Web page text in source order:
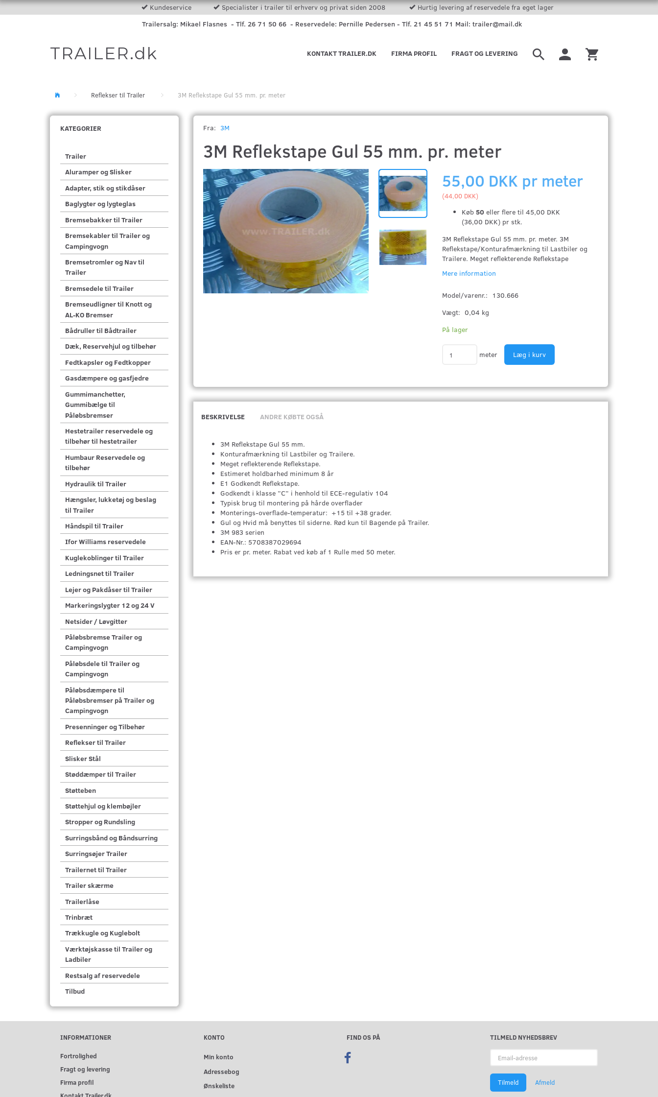
Kundeservice Specialister i trailer til erhverv og privat siden 2008
Hurtig levering af reservedele fra eget lager
Trailersalg: Mikael Flasnes - Tlf. 26 71 50 66 - Reservedele: Pernille Pedersen - Tlf. 21 45 51 71 Mail: trailer@mail.dk
TRAILER.dk FRAGT OG LEVERING
FIRMA PROFIL
KONTAKT TRAILER.DK
Reflekser til Trailer 3M Reflekstape Gul 55 mm. pr. meter
KATEGORIER
Trailer
Aluramper og Slisker
Adapter, stik og stikdåser
Baglygter og lygteglas
Bremsebakker til Trailer
Bremsekabler til Trailer og
Campingvogn
Bremsetromler og Nav til
Trailer
Bremsedele til Trailer
Bremseudligner til Knott og
AL-KO Bremser
Bådruller til Bådtrailer
Dæk, Reservehjul og tilbehør
Fedtkapsler og Fedtkopper
Gasdæmpere og gasfjedre
Gummimanchetter,
Gummibælge til
Påløbsbremser
Hestetrailer reservedele og
tilbehør til hestetrailer
Humbaur Reservedele og
tilbehør
Hydraulik til Trailer
Hængsler, lukketøj og beslag
til Trailer
Håndspil til Trailer
Ifor Williams reservedele
Kuglekoblinger til Trailer
Ledningsnet til Trailer
Lejer og Pakdåser til Trailer
Markeringslygter 12 og 24 V
Netsider / Løvgitter
Påløbsbremse Trailer og
Campingvogn
Påløbsdele til Trailer og
Campingvogn
Påløbsdæmpere til
Påløbsbremser på Trailer og
Campingvogn
Presenninger og Tilbehør
Reflekser til Trailer
Slisker Stål
Støddæmper til Trailer
Støtteben
Støttehjul og klembøjler
Stropper og Rundsling
Surringsbånd og Båndsurring
Surringsøjer Trailer
Trailernet til Trailer
Trailer skærme
Trailerlåse
Trinbræt
Trækkugle og Kuglebolt
Værktøjskasse til Trailer og
Ladbiler
Restsalg af reservedele
Tilbud
Fra: 3M
3M Reflekstape Gul 55 mm. pr. meter
55,00 DKK pr meter
(44,00 DKK)
Køb50 eller flere til45,00 DKK
(36,00 DKK) pr stk.
3M Reflekstape Gul 55 mm. pr. meter. 3M
Reflekstape/Konturafmærkning til Lastbiler og
Trailere. Meget reflekterende Reflekstape
Mere information
Model/varenr.:
130.666
Vægt: 0,04 kg
På lager
meter Læg i kurv
BESKRIVELSE ANDRE KØBTE OGSÅ
3M Reflekstape Gul 55 mm.
Konturafmærkning til Lastbiler og Trailere.
Meget reflekterende Reflekstape.
Estimeret holdbarhed minimum 8 år
E1 Godkendt Reflekstape.
Godkendt i klasse ”C” i henhold til ECE-regulativ 104
Typisk brug til montering på hårde overflader
Monterings-overflade-temperatur: +15 til +38 grader.
Gul og Hvid må benyttes til siderne. Rød kun til Bagende på Trailer.
3M 983 serien
EAN-Nr.: 5708387029694
Pris er pr. meter. Rabat ved køb af 1 Rulle med 50 meter.
INFORMATIONER
Fortrolighed
Fragt og levering
Firma profil
KONTO
Min konto
Adressebog
Ønskeliste
FIND OS PÅ
TILMELD NYHEDSBREV
adresse
Tilmeld Afmeld